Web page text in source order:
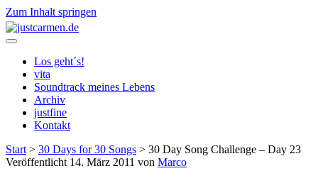
Zum Inhalt springen
justcarmen.de
Los geht´s!
vita
Soundtrack meines Lebens
Archiv
justfine
Kontakt
Start > 30 Days for 30 Songs > 30 Day Song Challenge – Day 23
Veröffentlicht 14. März 2011 von Marco